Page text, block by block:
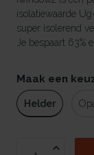
isolatiewaarde
super isolerend
Je bespaart 63%
Maak een
Helder